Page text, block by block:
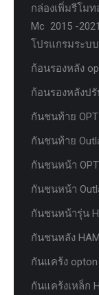
กล่องเพิ่มรีโมท
Mc 2015 -
โปรแกรมระบ
ก้อนรองหลัง
ก้อนรองหลังปรั
กันชนท้าย
กันชนท้าย
กันชนหน้า
กันชนหน้า
กันชนหน้ารุ่น
กันชนหลัง
กันแคร้ง opton
กันแคร้งเหล็ก